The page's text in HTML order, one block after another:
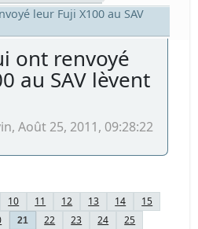
leur Fuji X100 au SAV
ont renvoyé
au SAV lèvent
Août 25, 2011, 09:28:22
10 11 12 13 14
15
21 22 23 24
25